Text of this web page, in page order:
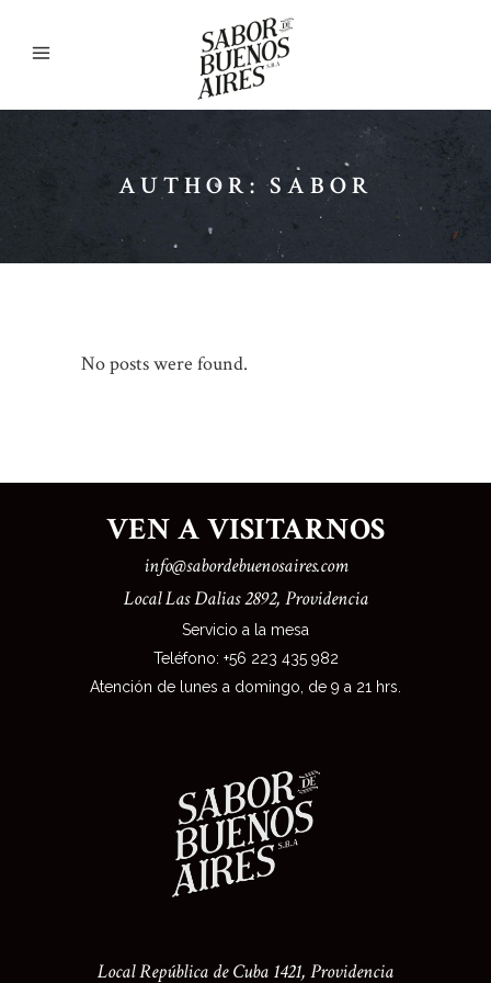
AUTHOR: SABOR
No posts were found.
VEN A VISITARNOS
info@sabordebuenosaires.com
Local Las Dalias 2892, Providencia
Servicio a la mesa
Teléfono: +56 223 435 982
Atención de lunes a domingo, de 9 a 21 hrs
Local República de Cuba 1421, Providencia